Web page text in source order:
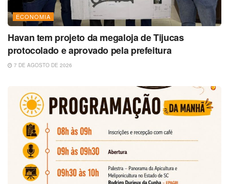
ECONOMIA
Havan tem projeto da megaloja de Tijucas
protocolado e aprovado pela prefeitura
7 DE AGOSTO DE 2026